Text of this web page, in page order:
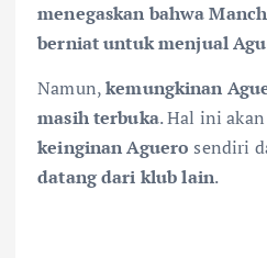
menegaskan bahwa
berniat untuk menjual
Namun,kemungkinan
masih terbuka. Hal ini
keinginan Aguero sendiri
datang dari klub lain.